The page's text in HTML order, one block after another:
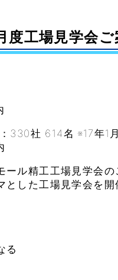
度工場見学会ご
330社 614名 ※17年1
ル精工工場見学会の
した工場見学会を開
る